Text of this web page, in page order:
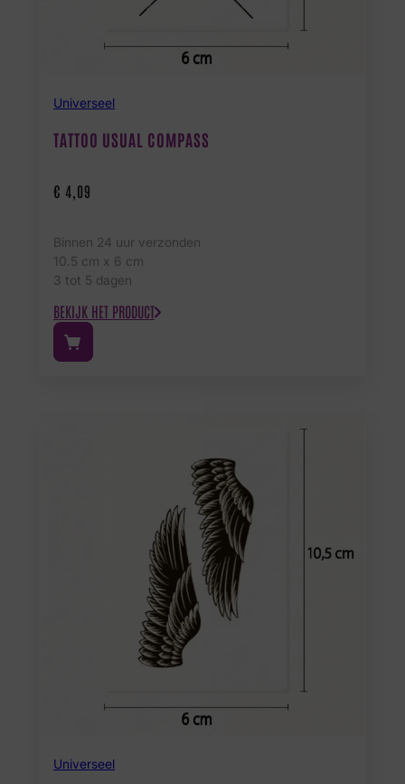
Universeel
TATTOO USUAL COMPASS
€ 4,09
Binnen 24 uur verzonden
10.5 cm x 6 cm
3 tot 5 dagen
BEKIJK HET PRODUCT
Universeel